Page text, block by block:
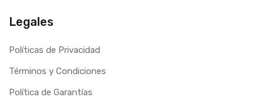
Legales
Políticas de Privacidad
Términos y Condiciones
Política de Garantías